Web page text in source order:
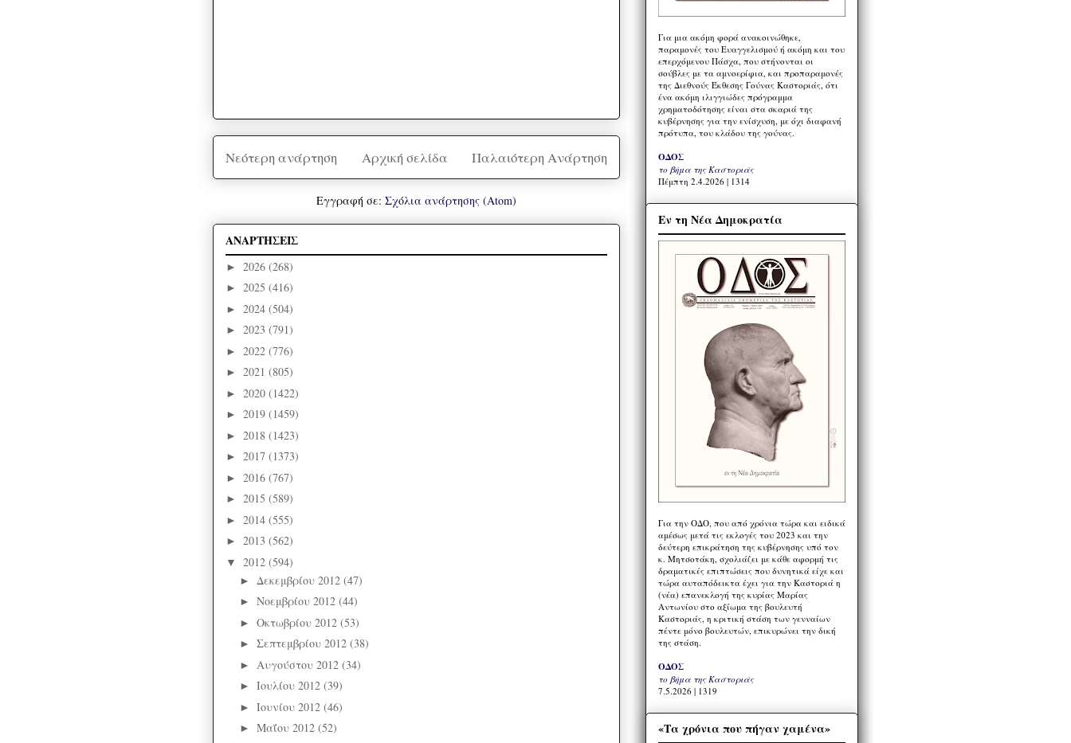
Νεότερη ανάρτηση Παλαιότερη Ανάρτηση
Αρχική σελίδα
Εγγραφή σε: Σχόλια ανάρτησης (Atom)
ΑΝΑΡΤΗΣΕΙΣ
► 2026 (268)
► 2025 (416)
► 2024 (504)
► 2023 (791)
► 2022 (776)
► 2021 (805)
► 2020 (1422)
► 2019 (1459)
► 2018 (1423)
► 2017 (1373)
► 2016 (767)
► 2015 (589)
► 2014 (555)
► 2013 (562)
▼ 2012 (594)
► Δεκεμβρίου 2012 (47)
► Νοεμβρίου 2012 (44)
► Οκτωβρίου 2012 (53)
► Σεπτεμβρίου 2012 (38)
► Αυγούστου 2012 (34)
► Ιουλίου 2012 (39)
► Ιουνίου 2012 (46)
► Μαΐου 2012 (52)
Για μια ακόμη φορά ανακοινώθηκε,
παραμονές του Ευαγγελισμού ή ακόμη και του
επερχόμενου Πάσχα, που στήνονται οι
σούβλες με τα αμνοερίφια, και προπαραμονές
της Διεθνούς Έκθεσης Γούνας Καστοριάς, ότι
ένα ακόμη ιλιγγιώδες πρόγραμμα
χρηματοδότησης είναι στα σκαριά της
κυβέρνησης για την ενίσχυση, με όχι διαφανή
πρότυπα, του κλάδου της γούνας.
ΟΔΟΣ
το βήμα της Καστοριάς
Πέμπτη 2.4.2026 | 1314
Εν τη Νέα Δημοκρατία
Για την ΟΔΟ, που από χρόνια τώρα και ειδικά
αμέσως μετά τις εκλογές του 2023 και την
δεύτερη επικράτηση της κυβέρνησης υπό τον
κ. Μητσοτάκη, σχολιάζει με κάθε αφορμή τις
δραματικές επιπτώσεις που δυνητικά είχε και
τώρα αυταπόδεικτα έχει για την Καστοριά η
(νέα) επανεκλογή της κυρίας Μαρίας
Αντωνίου στο αξίωμα της βουλευτή
Καστοριάς, η κριτική στάση των γενναίων
πέντε μόνο βουλευτών, επικυρώνει την δική
της στάση.
ΟΔΟΣ
το βήμα της Καστοριάς
7.5.2026 | 1319
«Τα χρόνια που πήγαν χαμένα»